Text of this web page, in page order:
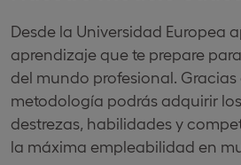
Desde la Universidad Europea
aprendizaje que te prepare
del mundo profesional. Gracias
metodología podrás adquirir
destrezas, habilidades y
la máxima empleabilidad en